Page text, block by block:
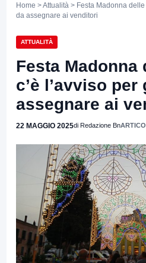
Home >Attualità > Festa Madonna delle
da assegnare ai venditori
ATTUALITÀ
Festa Madonna
c’è l’avviso
assegnare ai
22 MAGGIO 2025di Redazione Bn